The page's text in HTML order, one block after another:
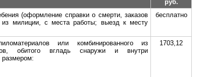
руб.
(оформление справки о смерти, заказов
из милиции, с места работы; выезд к месту
бесплатно
или комбинированного из
обитого вгладь снаружи и внутри
размером:
1703,12